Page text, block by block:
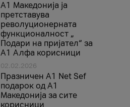
А1 Македонија ја
претставува
револуционерната
функционалност „
Подари на пријател“ за
А1 Алфа корисници
02.02.2026
Празничен A1 Net Sеf
подарок од А1
Македонија за сите
корисници